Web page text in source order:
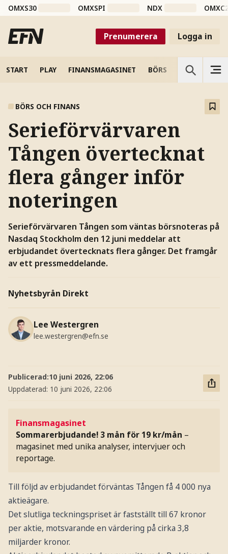
OMXS30 OMXSPI NDX
Prenumerera Logga in
START PLAY FINANSMAGASINET BÖRS VETENSKAP
BÖRS OCH FINANS
Serieförvärvaren
Tången övertecknat
flera gånger inför
noteringen
Serieförvärvaren Tången som väntas börsnoteras på
Nasdaq Stockholm den 12 juni meddelar att
erbjudandet övertecknats flera gånger. Det framgår
av ett pressmeddelande.
Nyhetsbyrån Direkt
Lee Westergren
lee.westergren@efn.se
Publicerad:10 juni 2026, 22:06
Uppdaterad: 10 juni 2026, 22:06
Finansmagasinet
Sommarerbjudande! 3 mån för 19 kr/mån –
magasinet med unika analyser, intervjuer och
reportage.
Till följd av erbjudandet förväntas Tången få 4 000 nya
aktieägare.
Det slutliga teckningspriset är fastställt till 67 kronor
per aktie, motsvarande en värdering på cirka 3,8
miljarder kronor.